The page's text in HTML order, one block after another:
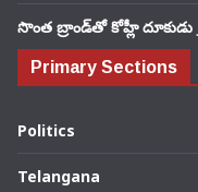
సొంత బ్రాండ్‌తో కోహ్లీ దూకుడు
Primary Sections
Politics
Telangana